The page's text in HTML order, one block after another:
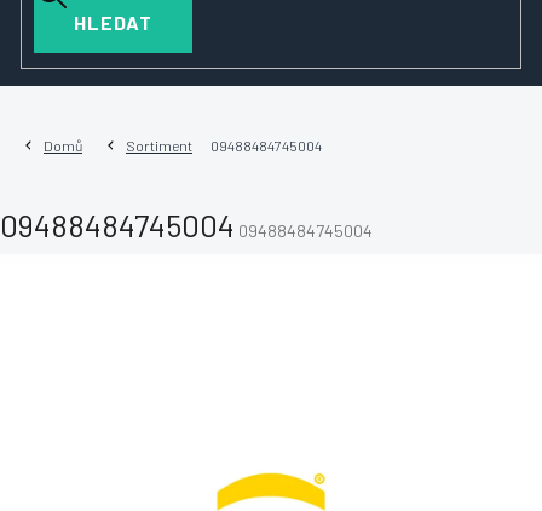
HLEDAT
Domů Sortiment 09488484745004
09488484745004 09488484745004